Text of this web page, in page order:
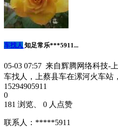
车找人 知足常乐***5911...
05-03 07:57 来自辉腾网络科技-
车找人，上蔡县车在漯河火车站
15294905911
0
181 浏览、 0 人点赞
联系人：*****5911